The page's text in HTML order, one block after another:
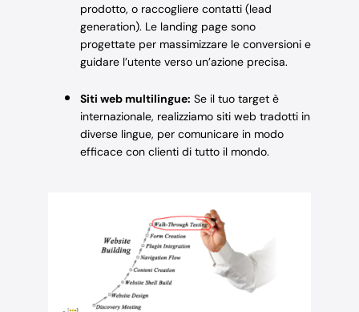
prodotto, o raccogliere contatti (lead
generation). Le landing page sono
progettate per massimizzare le conversioni e
guidare l’utente verso un’azione precisa.
Siti web multilingue: Se il tuo target è
internazionale, realizziamo siti web tradotti in
diverse lingue, per comunicare in modo
efficace con clienti di tutto il mondo.